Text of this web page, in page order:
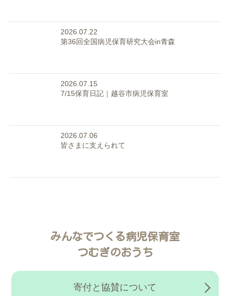
2026.07.22
第36回全国病児保育研究大会in青森
2026.07.15
7/15保育日記｜越谷市病児保育室
2026.07.06
皆さまに支えられて
みんなでつくる病児保育室
つむぎのおうち
寄付と協賛について